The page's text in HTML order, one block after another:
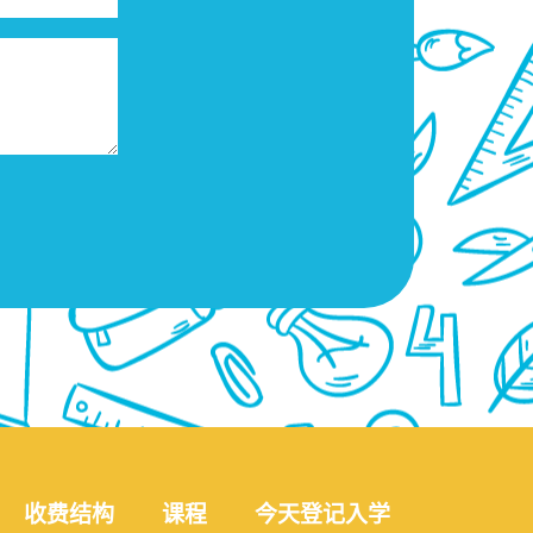
收费结构 课程 今天登记入学